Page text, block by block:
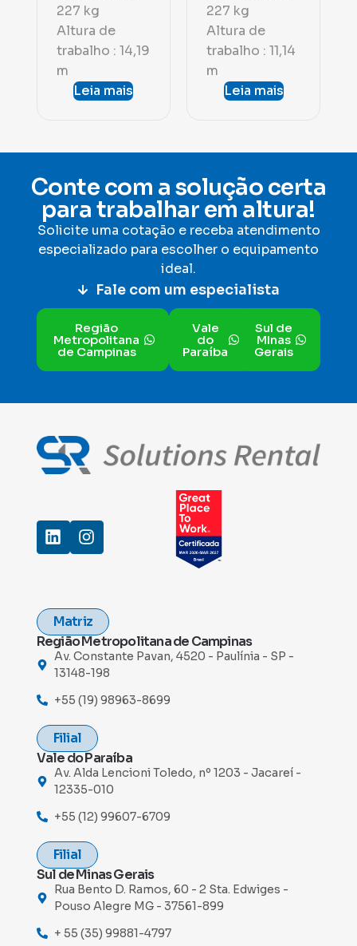
227 kg
Altura de
trabalho : 14,19
m
Leia mais
227 kg
Altura de
trabalho : 11,14
m
Leia mais
Conte com a solução certa
para trabalhar em altura!
Solicite uma cotação e receba atendimento
especializado para escolher o equipamento
ideal.
Fale com um especialista
Região
Metropolitana
de Campinas
Vale
do
Paraíba
Sul de
MInas
Gerais
Matriz
Região Metropolitana de Campinas
Av. Constante Pavan, 4520 - Paulínia - SP -
13148-198
+55 (19) 98963-8699
Filial
Vale do Paraíba
Av. Alda Lencioni Toledo, nº 1203 - Jacareí -
12335-010
+55 (12) 99607-6709
Filial
Sul de Minas Gerais
Rua Bento D. Ramos, 60 - 2 Sta. Edwiges -
Pouso Alegre MG - 37561-899
+ 55 (35) 99881-4797